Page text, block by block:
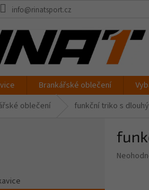
info@rinatsport.cz
Brankářské oblečení
oblečení funkční triko s